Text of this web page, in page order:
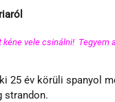
vele csinálni!
25 év körüli spanyol
strandon.